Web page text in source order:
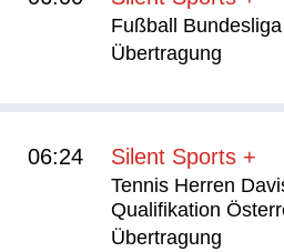
Fußball
Übertragung
06:24 Silent Sports +
Tennis Herren
Qualifikation
Übertragung